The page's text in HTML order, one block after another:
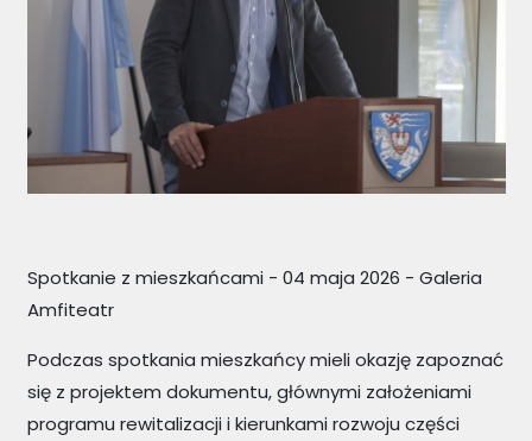
Spotkanie z mieszkańcami - 04 maja 2026 - Galeria
Amfiteatr
Podczas spotkania mieszkańcy mieli okazję zapoznać
się z projektem dokumentu, głównymi założeniami
programu rewitalizacji i kierunkami rozwoju części